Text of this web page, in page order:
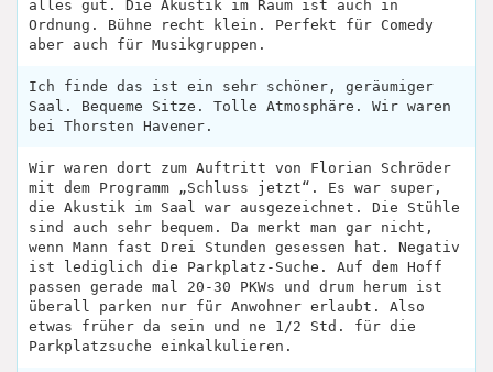
alles gut. Die Akustik im Raum ist auch in
Ordnung. Bühne recht klein. Perfekt für Comedy
aber auch für Musikgruppen.
Ich finde das ist ein sehr schöner, geräumiger
Saal. Bequeme Sitze. Tolle Atmosphäre. Wir waren
bei Thorsten Havener.
Wir waren dort zum Auftritt von Florian Schröder
mit dem Programm „Schluss jetzt“. Es war super,
die Akustik im Saal war ausgezeichnet. Die Stühle
sind auch sehr bequem. Da merkt man gar nicht,
wenn Mann fast Drei Stunden gesessen hat. Negativ
ist lediglich die Parkplatz-Suche. Auf dem Hoff
passen gerade mal 20-30 PKWs und drum herum ist
überall parken nur für Anwohner erlaubt. Also
etwas früher da sein und ne 1/2 Std. für die
Parkplatzsuche einkalkulieren.